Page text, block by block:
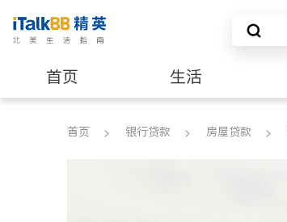
首页 生活
养老 非盈利组织
首页 银行贷款 房屋贷款